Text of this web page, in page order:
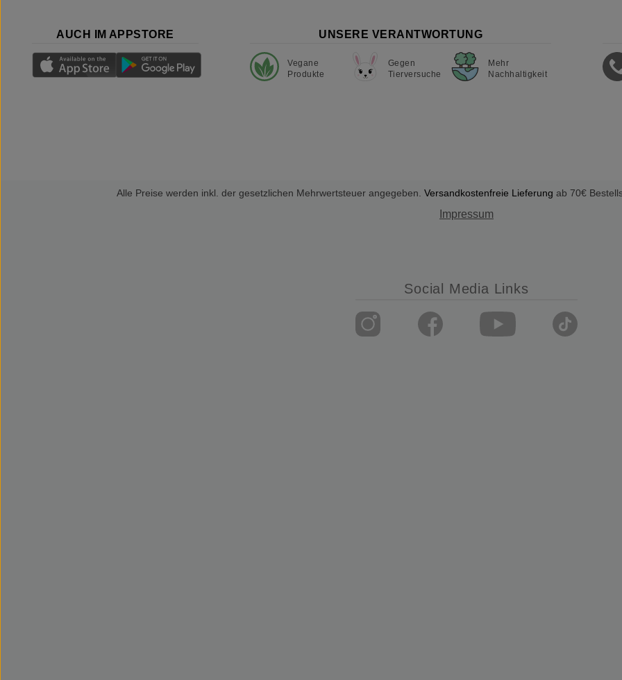
AUCH IM APPSTORE UNSERE VERANTWORTUNG
Vegane
Produkte
Gegen
Tierversuche
Mehr
Nachhaltigkeit
Alle Preise werden inkl. der gesetzlichen Mehrwertsteuer angegeben. Versandkostenfreie Lieferung ab 70€
Impressum
Social Media Links